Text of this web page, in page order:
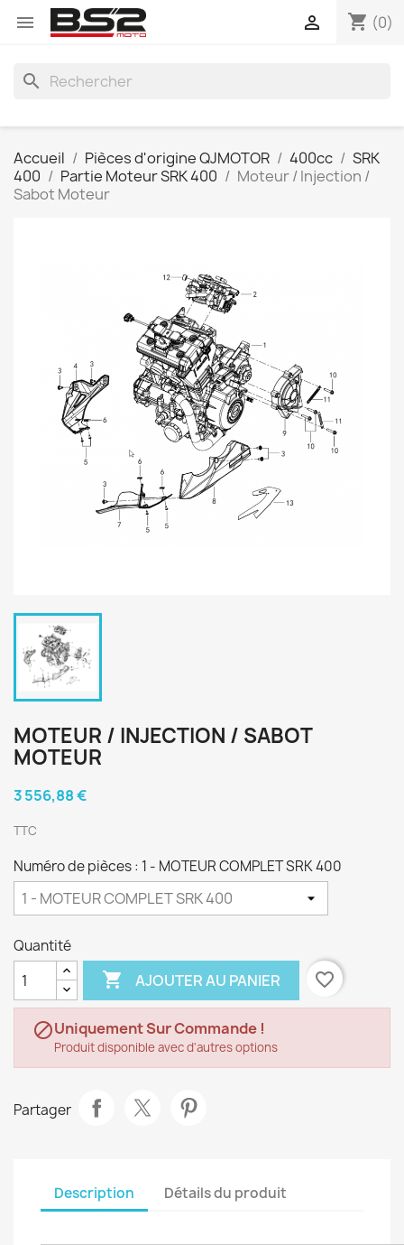
 shopping_cart (0)

search
Accueil Pièces d'origine QJMOTOR 400cc
SRK
400
Partie Moteur SRK 400
Moteur / Injection /
Sabot Moteur
MOTEUR / INJECTION / SABOT
MOTEUR
3 556,88 €
TTC
Numéro de pièces : 1 - MOTEUR COMPLET SRK 400
Quantité
 AJOUTER AU PANIER favorite_border
Uniquement Sur Commande !
Produit disponible avec d'autres options
Partager
Description Détails du produit